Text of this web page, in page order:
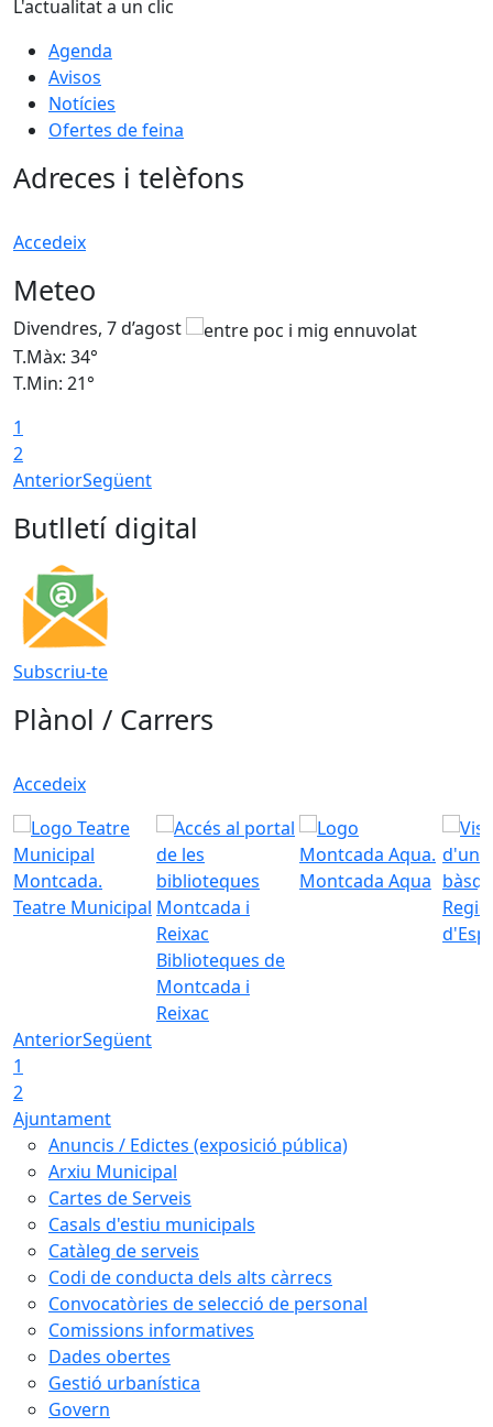
L'actualitat a un clic
Agenda
Avisos
Notícies
Ofertes de feina
Adreces i telèfons
Accedeix
Meteo
Divendres, 7 d’agost
T.Màx: 34°
T.Min: 21°
1
2
AnteriorSegüent
Butlletí digital
Subscriu-te
Plànol / Carrers
Accedeix
Teatre Municipal
Biblioteques de
Montcada i
Reixac
Montcada Aqua
AnteriorSegüent
1
2
Ajuntament
Anuncis / Edictes (exposició pública)
Arxiu Municipal
Cartes de Serveis
Casals d'estiu municipals
Catàleg de serveis
Codi de conducta dels alts càrrecs
Convocatòries de selecció de personal
Comissions informatives
Dades obertes
Gestió urbanística
Govern